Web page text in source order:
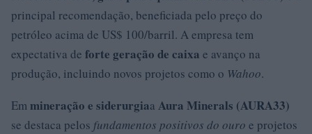
principal recomendação, beneficiada pelo preço do
petróleo acima de US$ 100/barril. A empresa tem
expectativa de forte geração de caixa e avanço na
produção, incluindo novos projetos como o Wahoo.
Emmineração e siderurgiaa Aura Minerals (AURA33)
se destaca pelos fundamentos positivos do ouro e projetos